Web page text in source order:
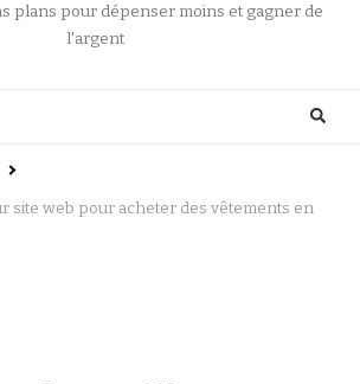
plans pour dépenser moins et gagner de
l'argent
site web pour acheter des vêtements en